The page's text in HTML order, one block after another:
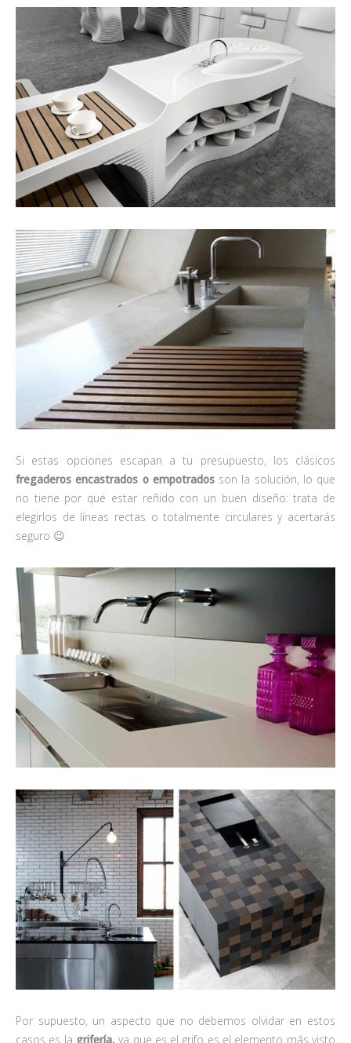
Si estas opciones escapan a tu presupuesto, los clásicos
fregaderos encastrados o empotradosson la solución, lo que
no tiene por qué estar reñido con un buen diseño: trata de
elegirlos de líneas rectas o totalmente circulares y acertarás
seguro 😉
Por supuesto, un aspecto que no debemos olvidar en estos
casos es la grifería,ya que es el grifo es el elemento más visto